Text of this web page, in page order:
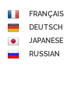
FRANÇAIS
DEUTSCH
JAPANESE
RUSSIAN